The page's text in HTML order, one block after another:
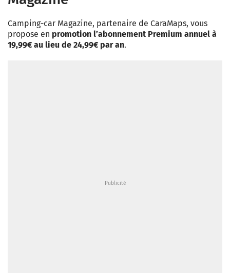
Camping-car Magazine, partenaire de CaraMaps, vous
propose en promotion l’abonnement Premium annuel à
19,99€ au lieu de 24,99€ par an.